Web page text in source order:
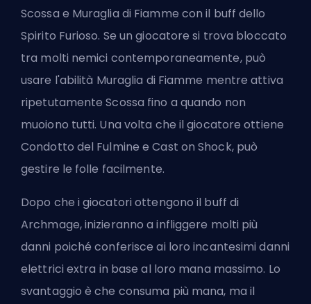
Scossa e Muraglia di Fiamme con il buff dello
Spirito Furioso. Se un giocatore si trova bloccato
tra molti nemici contemporaneamente, può
usare l'abilità Muraglia di Fiamme mentre attiva
ripetutamente Scossa fino a quando non
muoiono tutti. Una volta che il giocatore ottiene
Condotto del Fulmine e Cast on Shock, può
gestire le folle facilmente.
Dopo che i giocatori ottengono il buff di
Archmage, inizieranno a infliggere molti più
danni poiché conferisce ai loro incantesimi danni
elettrici extra in base al loro mana massimo. Lo
svantaggio è che consuma più mana, ma il